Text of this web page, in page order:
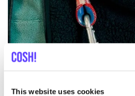
This website uses cookies